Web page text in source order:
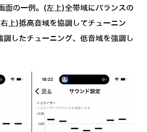
面の一例。(左上)全帯域にバランスの
上)抵高音域を協調してチューニン
したチューニング、低音域を強調し